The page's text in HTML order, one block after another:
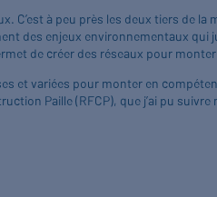
C’est à peu près les deux tiers de la
des enjeux environnementaux qui
de créer des réseaux pour
et variées pour monter en
Paille (RFCP), que j’ai pu